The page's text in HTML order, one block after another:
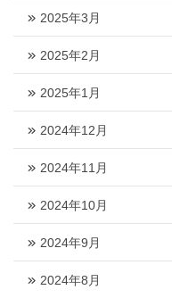
2025年3月
2025年2月
2025年1月
2024年12月
2024年11月
2024年10月
2024年9月
2024年8月